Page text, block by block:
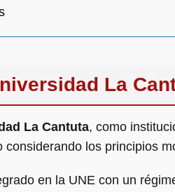
La
La Cantuta, como
considerando los principios
en la UNE con un